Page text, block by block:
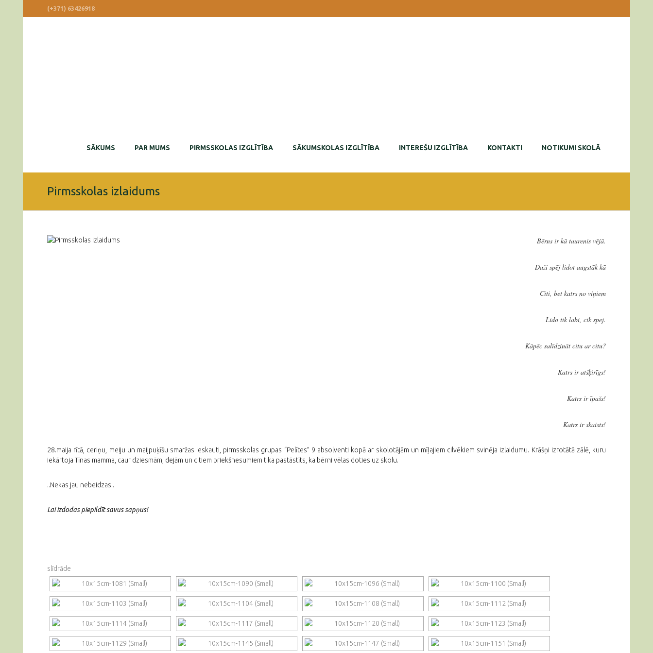
(+371) 63426918
SĀKUMS PAR MUMS PIRMSSKOLAS IZGLĪTĪBA SĀKUMSKOLAS IZGLĪTĪBA INTEREŠU IZGLĪTĪBA KONTAKTI NOTIKUMI SKOLĀ
Pirmsskolas izlaidums
Bērns ir kā taurenis vējā.
Daži spēj lidot augstāk kā
Citi, bet katrs no viņiem
Lido tik labi, cik spēj.
Kāpēc salīdzināt citu ar citu?
Katrs ir atšķirīgs!
Katrs ir īpašs!
Katrs ir skaists!
28.maija rītā, ceriņu, meiju un maijpuķīšu smaržas ieskauti, pirmsskolas grupas “Pelītes” 9 absolventi kopā ar skolotājām un mīļajiem cilvēkiem svinēja izlaidumu. Krāšņi izrotātā zālē, kuru
iekārtoja Tīnas mamma, caur dziesmām, dejām un citiem priekšnesumiem tika pastāstīts, ka bērni vēlas doties uz skolu.
..Nekas jau nebeidzas..
Lai izdodas piepildīt savus sapņus!
slīdrāde